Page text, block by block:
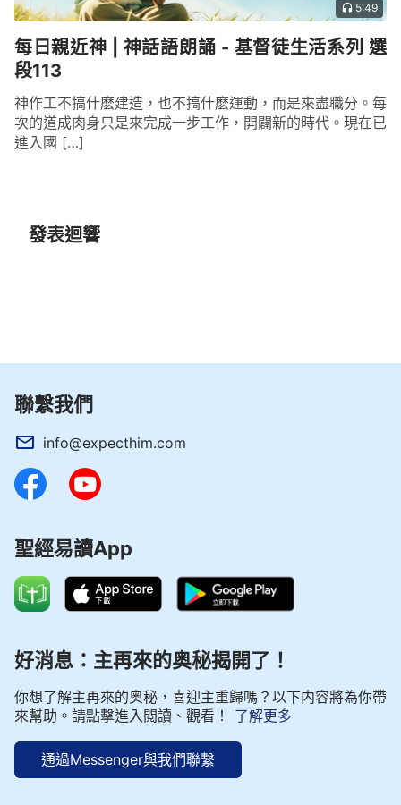
5:49
每日親近神 | 神話語朗誦 - 基督徒生活系列 選
段113
神作工不搞什麽建造，也不搞什麽運動，而是來盡職分。每
次的道成肉身只是來完成一步工作，開闢新的時代。現在已
進入國 […]
發表迴響
聯繫我們
info@expecthim.com
聖經易讀App
好消息：主再來的奥秘揭開了！
你想了解主再來的奥秘，喜迎主重歸嗎？以下内容將為你帶
來幫助。請點擊進入閲讀、觀看！
了解更多
通過Messenger與我們聯繫